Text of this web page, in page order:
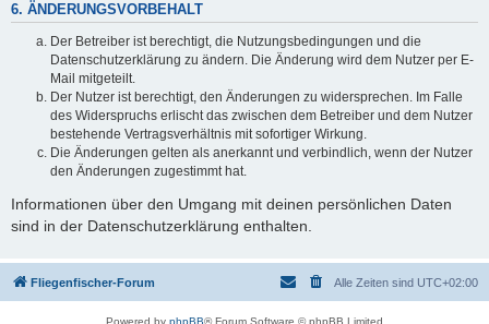
6. ÄNDERUNGSVORBEHALT
Der Betreiber ist berechtigt, die Nutzungsbedingungen und die
Datenschutzerklärung zu ändern. Die Änderung wird dem Nutzer per E-
Mail mitgeteilt.
Der Nutzer ist berechtigt, den Änderungen zu widersprechen. Im Falle
des Widerspruchs erlischt das zwischen dem Betreiber und dem Nutzer
bestehende Vertragsverhältnis mit sofortiger Wirkung.
Die Änderungen gelten als anerkannt und verbindlich, wenn der Nutzer
den Änderungen zugestimmt hat.
Informationen über den Umgang mit deinen persönlichen Daten
sind in der Datenschutzerklärung enthalten.
Fliegenfischer-Forum Alle Zeiten sind UTC+02:00